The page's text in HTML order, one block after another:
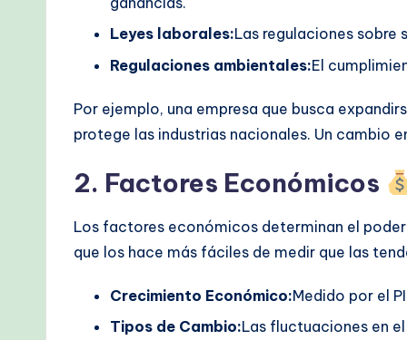
Leyes laborales:Las regulaciones sobre
Regulaciones ambientales:El
Por ejemplo, una empresa que busca
protege las industrias nacionales. Un cambio
2. Factores Económicos
Los factores económicos determinan el
que los hace más fáciles de medir que las
Crecimiento Económico:Medido por el
Tipos de Cambio:Las fluctuaciones en